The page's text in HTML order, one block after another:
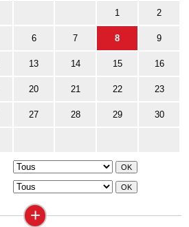
1 2
6 7 8 9
13 14 15 16
20 21 22 23
27 28 29 30
+